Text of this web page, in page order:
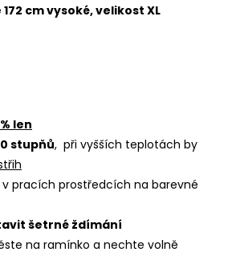
cm vysoké, velikost XL
len
stupňů, při vyšších teplotách by
pracích prostředcích na barevné
šetrné ždímání
na ramínko a nechte volně